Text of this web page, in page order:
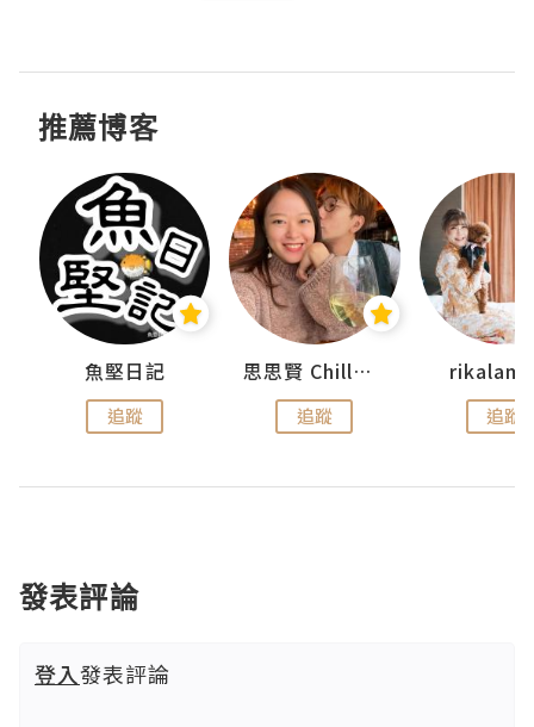
推薦博客
魚堅日記
追蹤
思思賢 ChillMyBabe
追蹤 追蹤
發表評論
登入發表評論